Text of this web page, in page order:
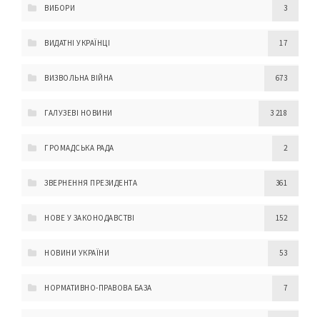
ВИБОРИ 3
ВИДАТНІ УКРАЇНЦІ 17
ВИЗВОЛЬНА ВІЙНА 673
ГАЛУЗЕВІ НОВИНИ 3 218
ГРОМАДСЬКА РАДА 2
ЗВЕРНЕННЯ ПРЕЗИДЕНТА 361
НОВЕ У ЗАКОНОДАВСТВІ 152
НОВИНИ УКРАЇНИ 53
НОРМАТИВНО-ПРАВОВА БАЗА 7